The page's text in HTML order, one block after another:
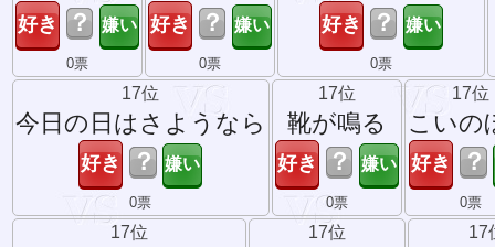
？
0票
？
0票
？
0票
17位
今日の日はさようなら
？
0票
17位
靴が鳴る
？
0票
17位
こいの
？
0票
17位 17位 17